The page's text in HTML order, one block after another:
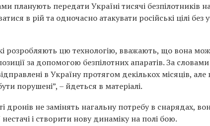
планують передати Україні тисячі безпілотників
в рій та одночасно атакувати російські цілі без
розробляють цю технологію, вважають, що вона
за допомогою безпілотних апаратів. За
в Україну протягом декількох місяців, але
порушені”, – йдеться в матеріалі.
дронів не замінять нагальну потребу в снарядах,
і створити нову динаміку на полі бою.